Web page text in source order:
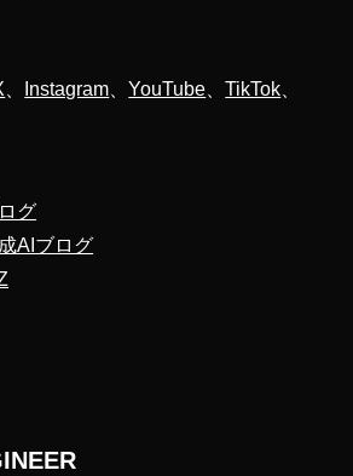
Instagram 、YouTube 、TikTok
グ
AIブログ